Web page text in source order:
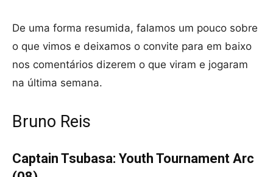
De uma forma resumida, falamos um pouco sobre
o que vimos e deixamos o convite para em baixo
nos comentários dizerem o que viram e jogaram
na última semana.
Bruno Reis
Captain Tsubasa: Youth Tournament Arc